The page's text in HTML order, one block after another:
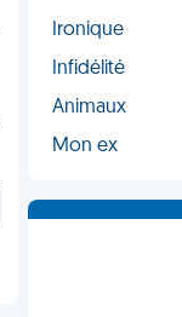
Ironique
Infidélité
Animaux
Mon ex